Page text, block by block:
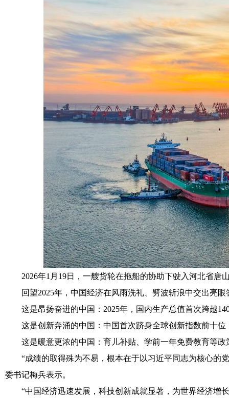
2026年1月19日，一艘货轮在拖船的协助下驶入河北省唐
回望2025年，中国经济在风雨洗礼、劈波斩浪中交出亮眼
这是昂扬奋进的中国：2025年，国内生产总值首次跨越
这是创新奔涌的中国：中国首次跻身全球创新指数前十
这是暖意更浓的中国：育儿补贴、学前一年免费教育等
“成绩的取得殊为不易，根本在于以习近平同志为核心的党
委书记梅兵表示。
“中国经济迅速发展，科技创新成就显著，为世界经济增